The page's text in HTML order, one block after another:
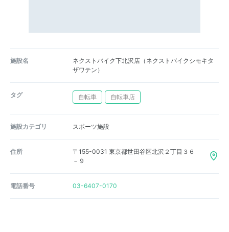
施設名
ネクストバイク下北沢店（ネクストバイクシモキタ
ザワテン）
タグ 自転車 自転車店
施設カテゴリ スポーツ施設
住所
〒155-0031 東京都世田谷区北沢２丁目３６
－９
電話番号 03-6407-0170